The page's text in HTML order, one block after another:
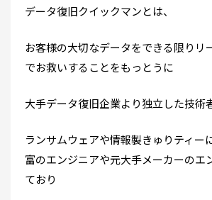
データ復旧クイックマンとは、
お客様の大切なデータをできる限りリ
でお救いすることをもっとうに
大手データ復旧企業より独立した技術
ランサムウェアや情報製きゅりティー
富のエンジニアや元大手メーカーのエ
ており